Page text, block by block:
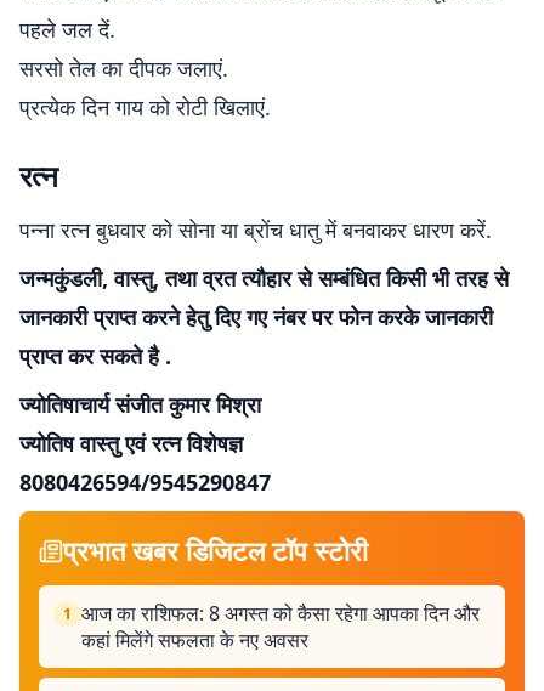
पहले जल दें.
सरसो तेल का दीपक जलाएं.
प्रत्येक दिन गाय को रोटी खिलाएं.
रत्न
पन्ना रत्न बुधवार को सोना या ब्रोंच धातु में बनवाकर धारण करें.
जन्मकुंडली, वास्तु, तथा व्रत त्यौहार से सम्बंधित किसी भी तरह से
जानकारी प्राप्त करने हेतु दिए गए नंबर पर फोन करके जानकारी
प्राप्त कर सकते है .
ज्योतिषाचार्य संजीत कुमार मिश्रा
ज्योतिष वास्तु एवं रत्न विशेषज्ञ
8080426594/9545290847
प्रभात खबर डिजिटल टॉप स्टोरी
1 आज का राशिफल: 8 अगस्त को कैसा रहेगा आपका दिन और
कहां मिलेंगे सफलता के नए अवसर